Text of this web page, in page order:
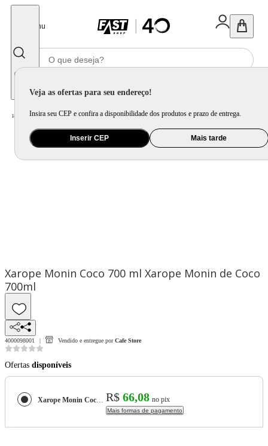
Menu
Veja as ofertas para seu endereço!
Insira seu CEP e confira a disponibilidade dos produtos e prazo de entrega.
Inserir CEP Mais tarde
Home Mercado / Bebida Bebida Não Alcoolica
Xarope Monin Coco 700 ml Xarope Monin de Coco
700ml
4000098001 Vendido e entregue por Cafe Store
Ofertas disponíveis
Xarope Monin Coco 700 ml Xarope Monin de Coco 700ml R$ 66,08 no pix
Mais formas de pagamento